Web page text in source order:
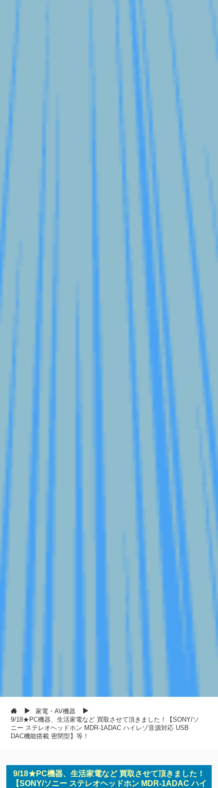
家電・AV機器
9/18★PC機器、生活家電など 買取させて頂きました！【SONY/ソ
ニー ステレオヘッドホン MDR-1ADAC ハイレゾ音源対応 USB
DAC機能搭載 密閉型】等！
9/18★PC機器、生活家電など 買取させて頂きました！
【SONY/ソニー ステレオヘッドホン MDR-1ADAC ハイ